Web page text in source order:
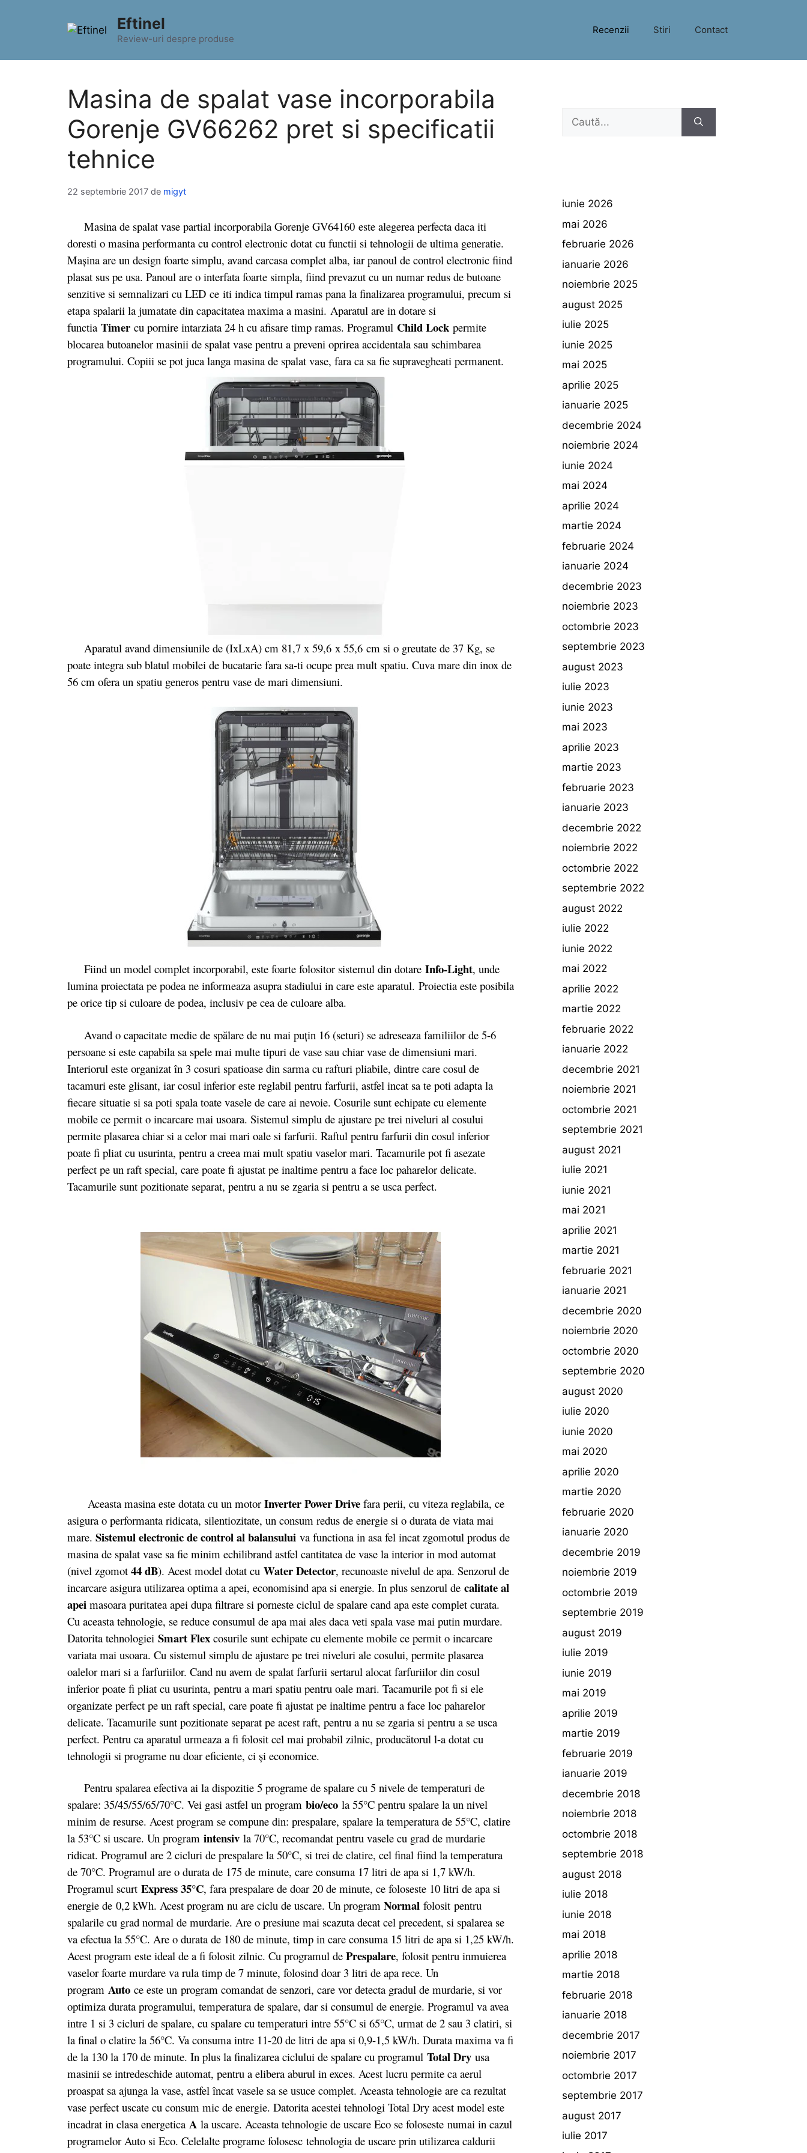
Eftinel
Review-uri despre produse
Recenzii Stiri Contact
Masina de spalat vase incorporabila
Gorenje GV66262 pret si specificatii
tehnice
22 septembrie 2017 de migyt
Masina de spalat vase partial incorporabila Gorenje GV64160 este alegerea perfecta daca iti
doresti o masina performanta cu control electronic dotat cu functii si tehnologii de ultima generatie.
Mașina are un design foarte simplu, avand carcasa complet alba, iar panoul de control electronic fiind
plasat sus pe usa. Panoul are o interfata foarte simpla, fiind prevazut cu un numar redus de butoane
senzitive si semnalizari cu LED ce iti indica timpul ramas pana la finalizarea programului, precum si
etapa spalarii la jumatate din capacitatea maxima a masini. Aparatul are in dotare si
functia Timer cu pornire intarziata 24 h cu afisare timp ramas. Programul Child Lock permite
blocarea butoanelor masinii de spalat vase pentru a preveni oprirea accidentala sau schimbarea
programului. Copiii se pot juca langa masina de spalat vase, fara ca sa fie supravegheati permanent.
Aparatul avand dimensiunile de (IxLxA) cm 81,7 x 59,6 x 55,6 cm si o greutate de 37 Kg, se
poate integra sub blatul mobilei de bucatarie fara sa-ti ocupe prea mult spatiu. Cuva mare din inox de
56 cm ofera un spatiu generos pentru vase de mari dimensiuni.
Fiind un model complet incorporabil, este foarte folositor sistemul din dotare Info-Light, unde
lumina proiectata pe podea ne informeaza asupra stadiului in care este aparatul. Proiectia este posibila
pe orice tip si culoare de podea, inclusiv pe cea de culoare alba.
Avand o capacitate medie de spălare de nu mai puțin 16 (seturi) se adreseaza familiilor de 5-6
persoane si este capabila sa spele mai multe tipuri de vase sau chiar vase de dimensiuni mari.
Interiorul este organizat în 3 cosuri spatioase din sarma cu rafturi pliabile, dintre care cosul de
tacamuri este glisant, iar cosul inferior este reglabil pentru farfurii, astfel incat sa te poti adapta la
fiecare situatie si sa poti spala toate vasele de care ai nevoie. Cosurile sunt echipate cu elemente
mobile ce permit o incarcare mai usoara. Sistemul simplu de ajustare pe trei niveluri al cosului
permite plasarea chiar si a celor mai mari oale si farfurii. Raftul pentru farfurii din cosul inferior
poate fi pliat cu usurinta, pentru a creea mai mult spatiu vaselor mari. Tacamurile pot fi asezate
perfect pe un raft special, care poate fi ajustat pe inaltime pentru a face loc paharelor delicate.
Tacamurile sunt pozitionate separat, pentru a nu se zgaria si pentru a se usca perfect.
Aceasta masina este dotata cu un motor Inverter Power Drive fara perii, cu viteza reglabila, ce
asigura o performanta ridicata, silentiozitate, un consum redus de energie si o durata de viata mai
mare. Sistemul electronic de control al balansului va functiona in asa fel incat zgomotul produs de
masina de spalat vase sa fie minim echilibrand astfel cantitatea de vase la interior in mod automat
(nivel zgomot 44 dB). Acest model dotat cu Water Detector, recunoaste nivelul de apa. Senzorul de
incarcare asigura utilizarea optima a apei, economisind apa si energie. In plus senzorul de calitate al
apei masoara puritatea apei dupa filtrare si porneste ciclul de spalare cand apa este complet curata.
Cu aceasta tehnologie, se reduce consumul de apa mai ales daca veti spala vase mai putin murdare.
Datorita tehnologiei Smart Flex cosurile sunt echipate cu elemente mobile ce permit o incarcare
variata mai usoara. Cu sistemul simplu de ajustare pe trei niveluri ale cosului, permite plasarea
oalelor mari si a farfuriilor. Cand nu avem de spalat farfurii sertarul alocat farfuriilor din cosul
inferior poate fi pliat cu usurinta, pentru a mari spatiu pentru oale mari. Tacamurile pot fi si ele
organizate perfect pe un raft special, care poate fi ajustat pe inaltime pentru a face loc paharelor
delicate. Tacamurile sunt pozitionate separat pe acest raft, pentru a nu se zgaria si pentru a se usca
perfect. Pentru ca aparatul urmeaza a fi folosit cel mai probabil zilnic, producătorul l-a dotat cu
tehnologii si programe nu doar eficiente, ci și economice.
Pentru spalarea efectiva ai la dispozitie 5 programe de spalare cu 5 nivele de temperaturi de
spalare: 35/45/55/65/70°C. Vei gasi astfel un program bio/eco la 55°C pentru spalare la un nivel
minim de resurse. Acest program se compune din: prespalare, spalare la temperatura de 55°C, clatire
la 53°C si uscare. Un program intensiv la 70°C, recomandat pentru vasele cu grad de murdarie
ridicat. Programul are 2 cicluri de prespalare la 50°C, si trei de clatire, cel final fiind la temperatura
de 70°C. Programul are o durata de 175 de minute, care consuma 17 litri de apa si 1,7 kW/h.
Programul scurt Express 35°C, fara prespalare de doar 20 de minute, ce foloseste 10 litri de apa si
energie de 0,2 kWh. Acest program nu are ciclu de uscare. Un program Normal folosit pentru
spalarile cu grad normal de murdarie. Are o presiune mai scazuta decat cel precedent, si spalarea se
va efectua la 55°C. Are o durata de 180 de minute, timp in care consuma 15 litri de apa si 1,25 kW/h.
Acest program este ideal de a fi folosit zilnic. Cu programul de Prespalare, folosit pentru inmuierea
vaselor foarte murdare va rula timp de 7 minute, folosind doar 3 litri de apa rece. Un
program Auto ce este un program comandat de senzori, care vor detecta gradul de murdarie, si vor
optimiza durata programului, temperatura de spalare, dar si consumul de energie. Programul va avea
intre 1 si 3 cicluri de spalare, cu spalare cu temperaturi intre 55°C si 65°C, urmat de 2 sau 3 clatiri, si
la final o clatire la 56°C. Va consuma intre 11-20 de litri de apa si 0,9-1,5 kW/h. Durata maxima va fi
de la 130 la 170 de minute. In plus la finalizarea ciclului de spalare cu programul Total Dry usa
masinii se intredeschide automat, pentru a elibera aburul in exces. Acest lucru permite ca aerul
proaspat sa ajunga la vase, astfel încat vasele sa se usuce complet. Aceasta tehnologie are ca rezultat
vase perfect uscate cu consum mic de energie. Datorita acestei tehnologi Total Dry acest model este
incadrat in clasa energetica A la uscare. Aceasta tehnologie de uscare Eco se foloseste numai in cazul
programelor Auto si Eco. Celelalte programe folosesc tehnologia de uscare prin utilizarea caldurii
Caută
iunie 2026
mai 2026
februarie 2026
ianuarie 2026
noiembrie 2025
august 2025
iulie 2025
iunie 2025
mai 2025
aprilie 2025
ianuarie 2025
decembrie 2024
noiembrie 2024
iunie 2024
mai 2024
aprilie 2024
martie 2024
februarie 2024
ianuarie 2024
decembrie 2023
noiembrie 2023
octombrie 2023
septembrie 2023
august 2023
iulie 2023
iunie 2023
mai 2023
aprilie 2023
martie 2023
februarie 2023
ianuarie 2023
decembrie 2022
noiembrie 2022
octombrie 2022
septembrie 2022
august 2022
iulie 2022
iunie 2022
mai 2022
aprilie 2022
martie 2022
februarie 2022
ianuarie 2022
decembrie 2021
noiembrie 2021
octombrie 2021
septembrie 2021
august 2021
iulie 2021
iunie 2021
mai 2021
aprilie 2021
martie 2021
februarie 2021
ianuarie 2021
decembrie 2020
noiembrie 2020
octombrie 2020
septembrie 2020
august 2020
iulie 2020
iunie 2020
mai 2020
aprilie 2020
martie 2020
februarie 2020
ianuarie 2020
decembrie 2019
noiembrie 2019
octombrie 2019
septembrie 2019
august 2019
iulie 2019
iunie 2019
mai 2019
aprilie 2019
martie 2019
februarie 2019
ianuarie 2019
decembrie 2018
noiembrie 2018
octombrie 2018
septembrie 2018
august 2018
iulie 2018
iunie 2018
mai 2018
aprilie 2018
martie 2018
februarie 2018
ianuarie 2018
decembrie 2017
noiembrie 2017
octombrie 2017
septembrie 2017
august 2017
iulie 2017